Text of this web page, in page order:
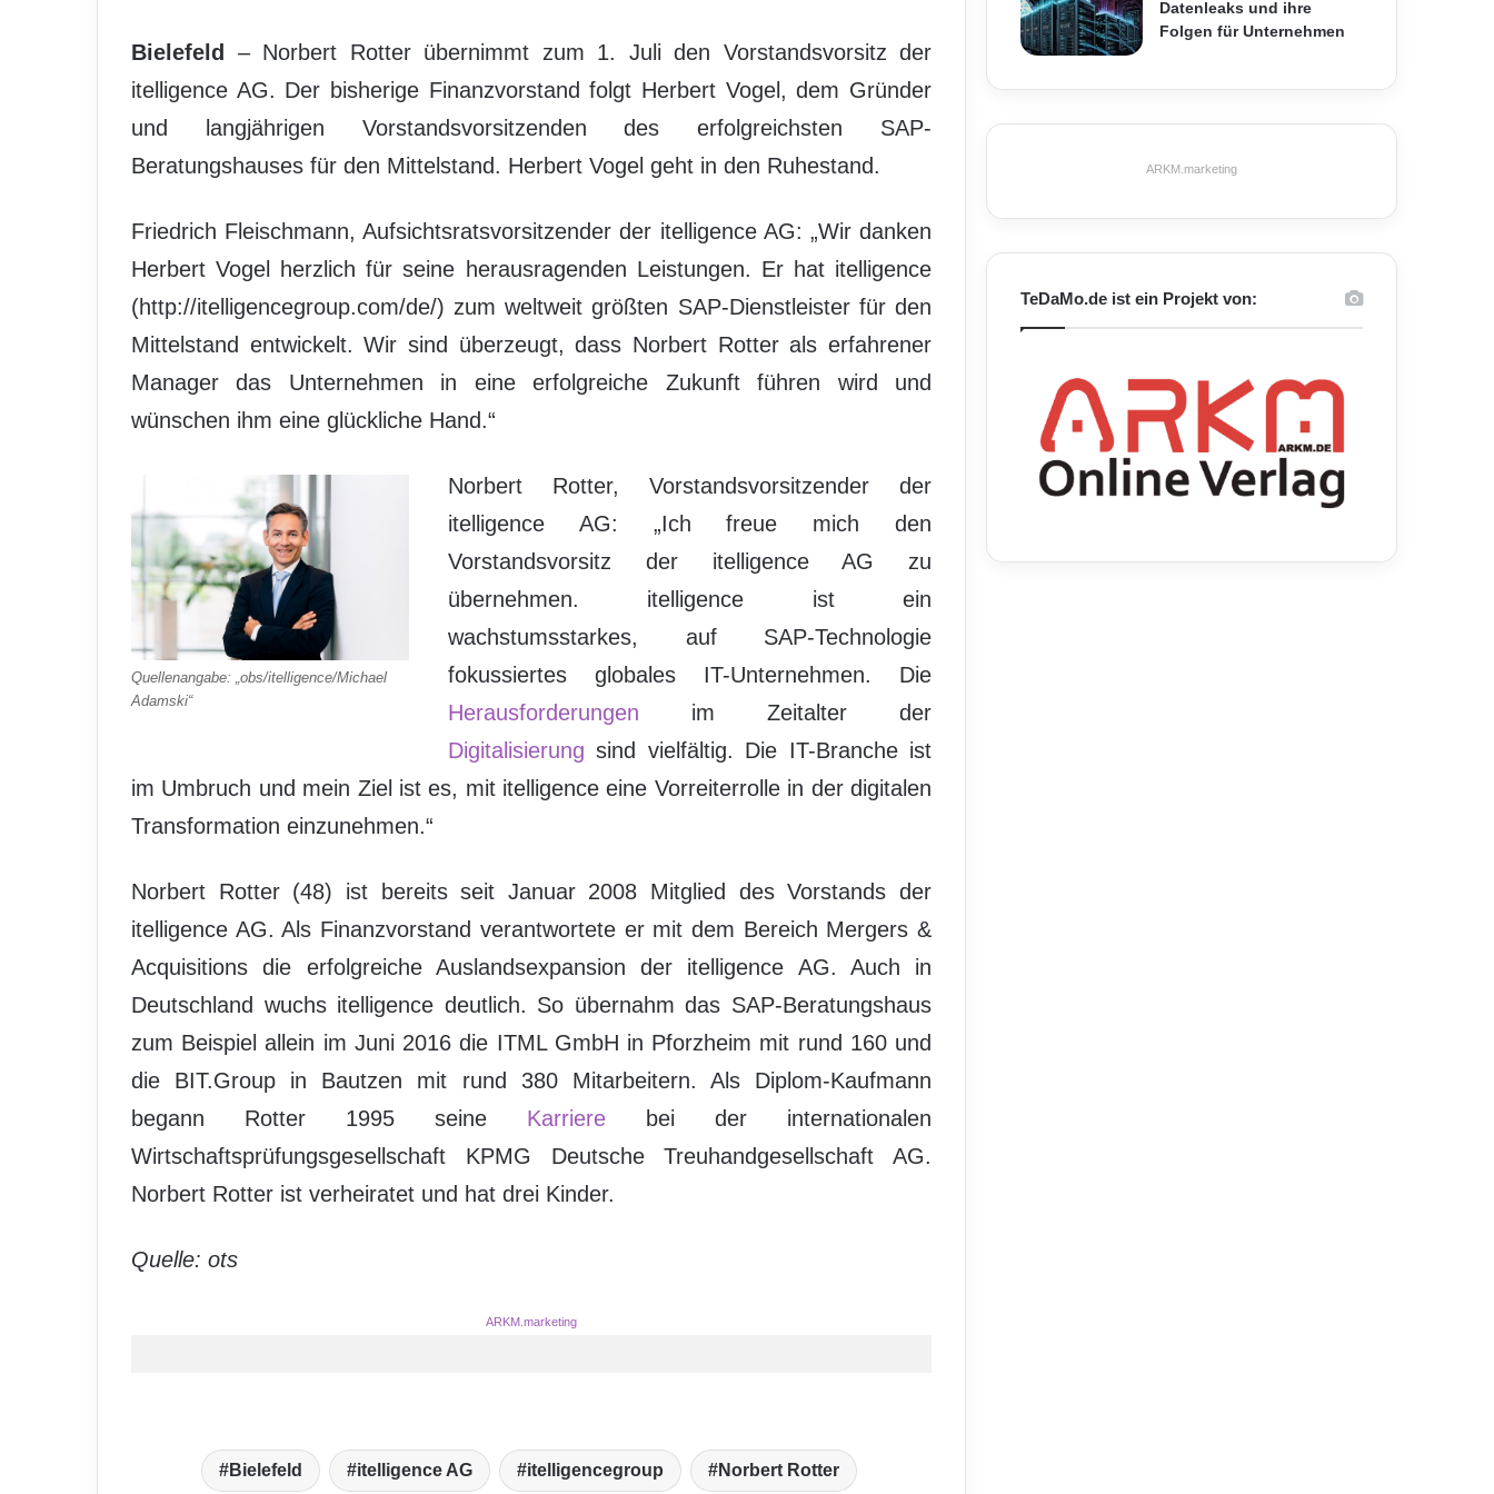
Bielefeld – Norbert Rotter übernimmt zum 1. Juli den Vorstandsvorsitz der
itelligence AG. Der bisherige Finanzvorstand folgt Herbert Vogel, dem Gründer
und langjährigen Vorstandsvorsitzenden des erfolgreichsten SAP-
Beratungshauses für den Mittelstand. Herbert Vogel geht in den Ruhestand.
Friedrich Fleischmann, Aufsichtsratsvorsitzender der itelligence AG: „Wir danken
Herbert Vogel herzlich für seine herausragenden Leistungen. Er hat itelligence
(http://itelligencegroup.com/de/) zum weltweit größten SAP-Dienstleister für den
Mittelstand entwickelt. Wir sind überzeugt, dass Norbert Rotter als erfahrener
Manager das Unternehmen in eine erfolgreiche Zukunft führen wird und
wünschen ihm eine glückliche Hand.“
Quellenangabe: „obs/itelligence/Michael
Adamski“
Norbert Rotter, Vorstandsvorsitzender der
itelligence AG: „Ich freue mich den
Vorstandsvorsitz der itelligence AG zu
übernehmen. itelligence ist ein
wachstumsstarkes, auf SAP-Technologie
fokussiertes globales IT-Unternehmen. Die
Herausforderungen im Zeitalter der
Digitalisierung sind vielfältig. Die IT-Branche ist
im Umbruch und mein Ziel ist es, mit itelligence eine Vorreiterrolle in der digitalen
Transformation einzunehmen.“
Norbert Rotter (48) ist bereits seit Januar 2008 Mitglied des Vorstands der
itelligence AG. Als Finanzvorstand verantwortete er mit dem Bereich Mergers &
Acquisitions die erfolgreiche Auslandsexpansion der itelligence AG. Auch in
Deutschland wuchs itelligence deutlich. So übernahm das SAP-Beratungshaus
zum Beispiel allein im Juni 2016 die ITML GmbH in Pforzheim mit rund 160 und
die BIT.Group in Bautzen mit rund 380 Mitarbeitern. Als Diplom-Kaufmann
begann Rotter 1995 seine Karriere bei der internationalen
Wirtschaftsprüfungsgesellschaft KPMG Deutsche Treuhandgesellschaft AG.
Norbert Rotter ist verheiratet und hat drei Kinder.
Quelle: ots
ARKM.marketing
Bielefeld itelligence AG itelligencegroup Norbert Rotter
Datenleaks und ihre
Folgen für Unternehmen
ARKM.marketing
TeDaMo.de ist ein Projekt von: